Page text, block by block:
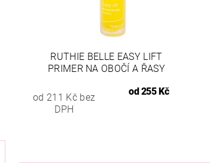
RUTHIE BELLE EASY LIFT
PRIMER NA OBOČÍ A ŘASY
od 211 Kč bez
DPH
od255 Kč